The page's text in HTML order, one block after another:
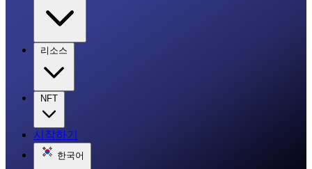
리소스
NFT
시작하기
한국어